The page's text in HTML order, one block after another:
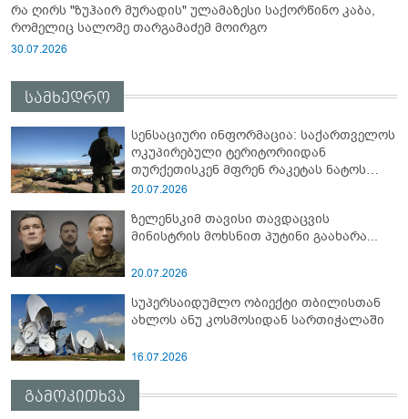
რა ღირს "ზუჰაირ მურადის" ულამაზესი საქორწინო კაბა,
რომელიც სალომე თარგამაძემ მოირგო
30.07.2026
სამხედრო
სენსაციური ინფორმაცია: საქართველოს
ოკუპირებული ტერიტორიიდან
თურქეთისკენ მფრენ რაკეტას ნატოს
სამიტი კინაღამ ჩაუშლია
20.07.2026
ზელენსკიმ თავისი თავდაცვის
მინისტრის მოხსნით პუტინი გაახარა...
20.07.2026
სუპერსაიდუმლო ობიექტი თბილისთან
ახლოს ანუ კოსმოსიდან სართიჭალაში
16.07.2026
გამოკითხვა